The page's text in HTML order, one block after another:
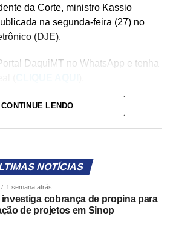
da Corte, ministro Kassio
na segunda-feira (27) no
(DJE).
DaquiMT no WhatsApp e tenha
a partir de 16 de agosto,
eleitoral, e permitirá que
polícia sobre a propaganda
participação da sociedade na
das regras eleitorais,
CONTINUE LENDO
NOTÍCIAS
1 semana atrás
investiga cobrança de propina para
de projetos em Sinop